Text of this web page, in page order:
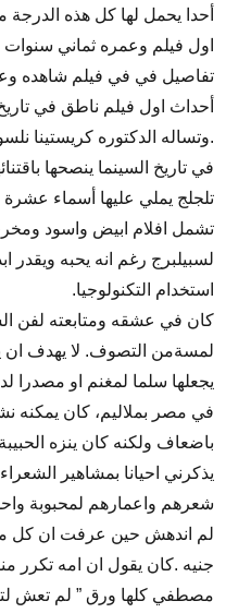
أحدا يحمل لها كل هذه
اول فيلم وعمره ثماني سنوات
تفاصيل في في فيلم شاهده
أحداث اول فيلم ناطق في
.وتساله الدكتوره كريستينا
في تاريخ السينما ينصحها
تلجلج يملي عليها أسماء عشرة
تشمل افلام ابيض واسود
لسبيلبرج رغم انه يحبه ويقدر
استخدام التكنولوجيا.
كان في عشقه ومتابعته لفن
لمسةمن التصوف. لا يهدف
يجعلها سلما لمغنم او مصدرا
في مصر بملاليم، كان يمكنه
باضعاف ولكنه كان ينزه
يذكرني احيانا بمشاهير
شعرهم واعمارهم لمحبوبة
جنيه .كان يقول ان امه تكرر
مصطفي كلها ورق ” لم تعش